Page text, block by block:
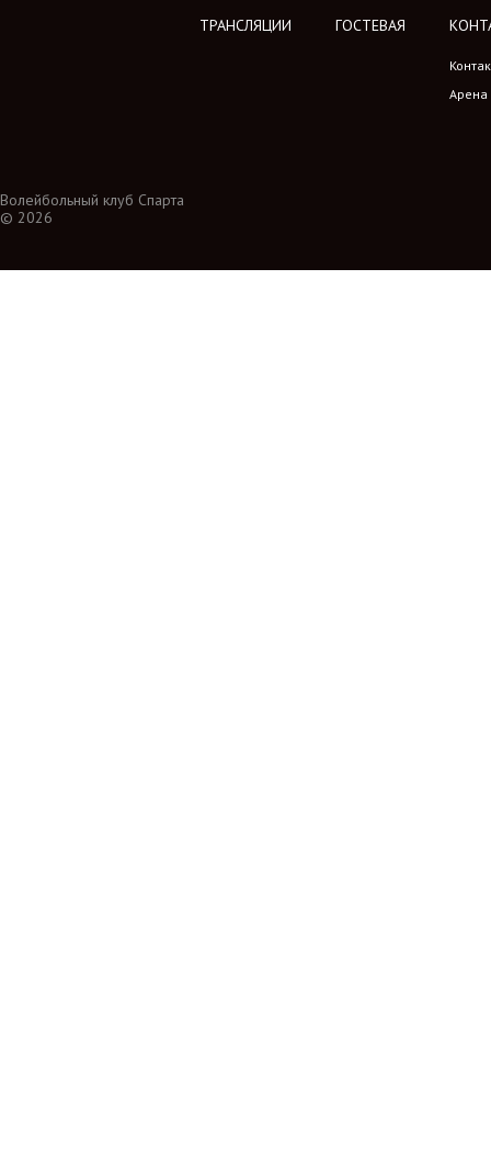
ТРАНСЛЯЦИИ ГОСТЕВАЯ
Арена
Волейбольный клуб Спарта
© 2026